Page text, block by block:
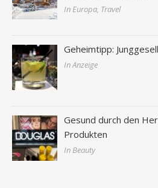
In Europa, Travel
Geheimtipp:
In Anzeige
Gesund durch den
Produkten
In Beauty